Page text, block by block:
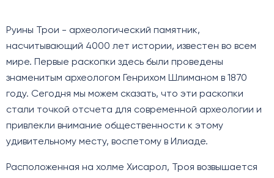
Руины Трои - археологический памятник,
насчитывающий 4000 лет истории, известен во всем
мире. Первые раскопки здесь были проведены
знаменитым археологом Генрихом Шлиманом в 1870
году. Сегодня мы можем сказать, что эти раскопки
стали точкой отсчета для современной археологии и
привлекли внимание общественности к этому
удивительному месту, воспетому в Илиаде.
Расположенная на холме Хисарол, Троя возвышается